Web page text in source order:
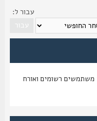
עבור ל:
רשומים ואורח